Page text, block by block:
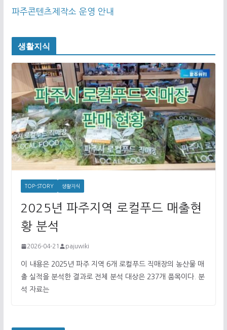
파주콘텐츠제작소 운영 안내
생활지식
TOP-STORY 생활지식
2025년 파주지역 로컬푸드 매출현
황 분석
2026-04-21 pajuwiki
이 내용은 2025년 파주 지역 6개 로컬푸드 직매장의 농산물 매
출 실적을 분석한 결과로 전체 분석 대상은 237개 품목이다. 분
석 자료는